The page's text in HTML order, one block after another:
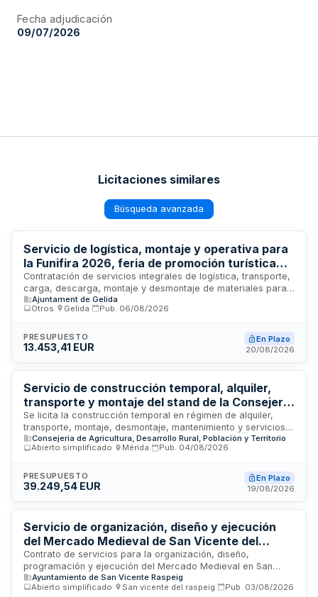
Fecha adjudicación
09/07/2026
Licitaciones similares
Búsqueda avanzada
Servicio de logística, montaje y operativa para
la Funifira 2026, feria de promoción turística
del municipio de Gelida
Contratación de servicios integrales de logística, transporte,
carga, descarga, montaje y desmontaje de materiales para
la Funifira 2026, feria de promoción turística municipal
centrada en maquetismo, ocio ferroviario y gastronomía
distribución e instalación de equipos necesarios para
garantizar el funcionamiento y éxito del evento, conforme a
Ajuntament de Gelida
Otros
Gelida Pub. 06/08/2026
PRESUPUESTO
13.453,41 EUR
En Plazo
20/08/2026
Servicio de construcción temporal, alquiler,
transporte y montaje del stand de la Consejería
de Agricultura de Extremadura en FECIEX 2026
Se licita la construcción temporal en régimen de alquiler,
transporte, montaje, desmontaje, mantenimiento y servicios
complementarios del stand de la Consejería de Agricultura,
Ganadería y Medio Natural de la Junta de Extremadura para
Naturaleza Ibérica. El contrato incluye todas las actividades
necesarias para la instalación, funcionamiento y posterior
servicios auxiliares requeridos durante el evento.
Consejeria de Agricultura, Desarrollo Rural, Población y Territorio
Abierto simplificado
Mérida Pub. 04/08/2026
PRESUPUESTO
39.249,54 EUR
En Plazo
19/08/2026
Servicio de organización, diseño y ejecución
del Mercado Medieval de San Vicente del
Raspeig
Contrato de servicios para la organización, diseño,
programación y ejecución del Mercado Medieval en San
Vicente del Raspeig. El adjudicatario será responsable del
montaje, coordinación y gestión integral del evento, que
Ayuntamiento de San Vicente Raspeig
Abierto simplificado
San vicente del raspeig Pub. 03/08/2026